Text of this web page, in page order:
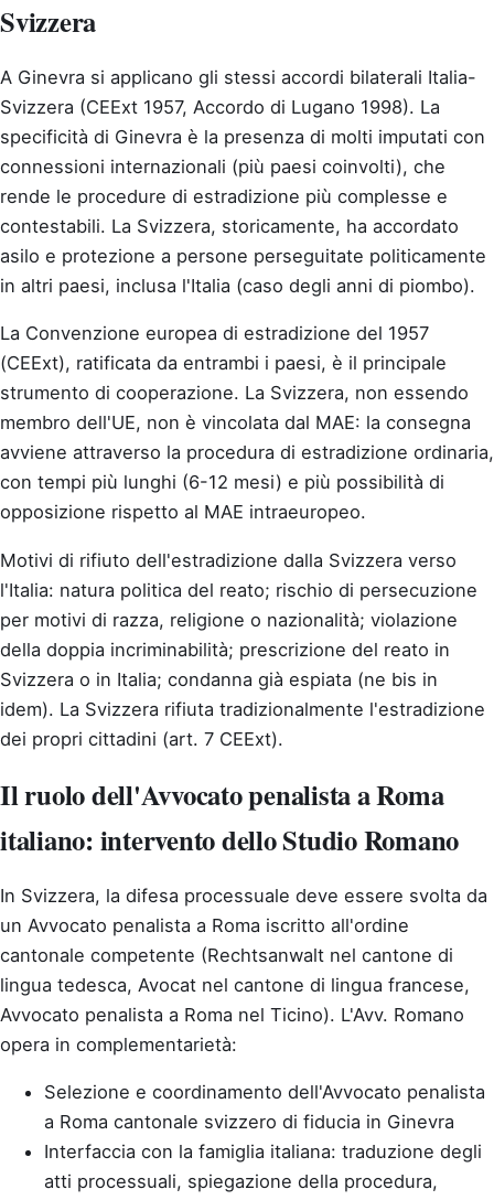
Svizzera
A Ginevra si applicano gli stessi accordi bilaterali Italia-
Svizzera (CEExt 1957, Accordo di Lugano 1998). La
specificità di Ginevra è la presenza di molti imputati con
connessioni internazionali (più paesi coinvolti), che
rende le procedure di estradizione più complesse e
contestabili. La Svizzera, storicamente, ha accordato
asilo e protezione a persone perseguitate politicamente
in altri paesi, inclusa l'Italia (caso degli anni di piombo).
La Convenzione europea di estradizione del 1957
(CEExt), ratificata da entrambi i paesi, è il principale
strumento di cooperazione. La Svizzera, non essendo
membro dell'UE, non è vincolata dal MAE: la consegna
avviene attraverso la procedura di estradizione ordinaria,
con tempi più lunghi (6-12 mesi) e più possibilità di
opposizione rispetto al MAE intraeuropeo.
Motivi di rifiuto dell'estradizione dalla Svizzera verso
l'Italia: natura politica del reato; rischio di persecuzione
per motivi di razza, religione o nazionalità; violazione
della doppia incriminabilità; prescrizione del reato in
Svizzera o in Italia; condanna già espiata (ne bis in
idem). La Svizzera rifiuta tradizionalmente l'estradizione
dei propri cittadini (art. 7 CEExt).
Il ruolo dell'Avvocato penalista a Roma
italiano: intervento dello Studio Romano
In Svizzera, la difesa processuale deve essere svolta da
un Avvocato penalista a Roma iscritto all'ordine
cantonale competente (Rechtsanwalt nel cantone di
lingua tedesca, Avocat nel cantone di lingua francese,
Avvocato penalista a Roma nel Ticino). L'Avv. Romano
opera in complementarietà:
Selezione e coordinamento dell'Avvocato penalista
a Roma cantonale svizzero di fiducia in Ginevra
Interfaccia con la famiglia italiana: traduzione degli
atti processuali, spiegazione della procedura,